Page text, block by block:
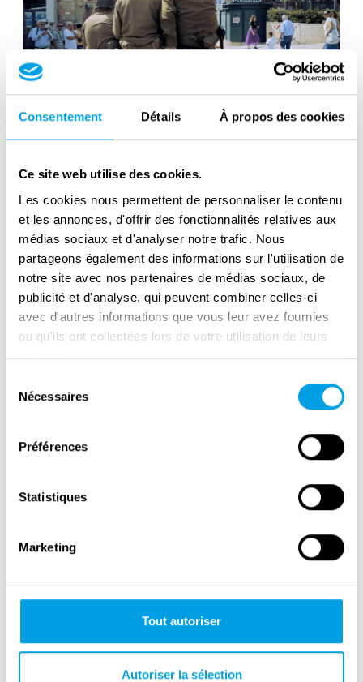
Consentement Détails À propos des cookies
Ce site web utilise des cookies.
Les cookies nous permettent de personnaliser le contenu
et les annonces, d'offrir des fonctionnalités relatives aux
médias sociaux et d'analyser notre trafic. Nous
partageons également des informations sur l'utilisation de
notre site avec nos partenaires de médias sociaux, de
publicité et d'analyse, qui peuvent combiner celles-ci
avec d'autres informations que vous leur avez fournies
ou qu'ils ont collectées lors de votre utilisation de leurs
services.
Nécessaires
Préférences
Statistiques
Marketing
Tout autoriser
Autoriser la sélection
Sicily Landings: commemorations in
Licata and interview with Mr. Gordon B.
Sicily Landings: Interview with Sir
Commemoration Concert, Catania,